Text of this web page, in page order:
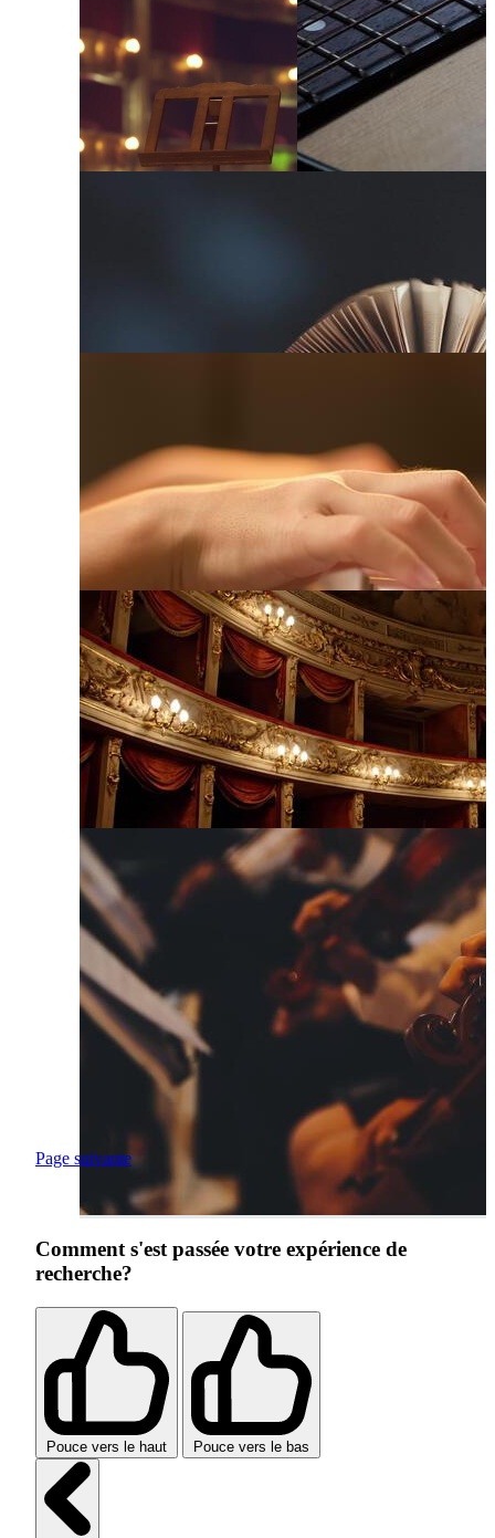
Page suivante
Comment s'est passée votre expérience de
recherche?
Pouce vers le haut Pouce vers le bas